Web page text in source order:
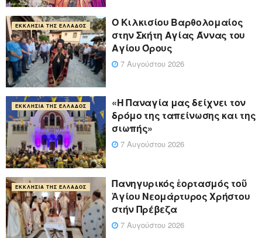
ΕΚΚΛΗΣΊΑ ΤΗΣ ΕΛΛΆΔΟΣ
Ο Κιλκισίου Βαρθολομαίος
στην Σκήτη Αγίας Άννας του
Αγίου Όρους
7 Αυγούστου 2026
ΕΚΚΛΗΣΊΑ ΤΗΣ ΕΛΛΆΔΟΣ
«Η Παναγία μας δείχνει τον
δρόμο της ταπείνωσης και της
σιωπής»
7 Αυγούστου 2026
ΕΚΚΛΗΣΊΑ ΤΗΣ ΕΛΛΆΔΟΣ
Πανηγυρικός ἑορτασμός τοῦ
Ἁγίου Νεομάρτυρος Χρήστου
στήν Πρέβεζα
7 Αυγούστου 2026